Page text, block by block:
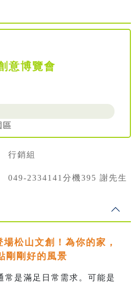
意博覽會
區
行銷組
049-2334141分機395 謝先生
場松山文創！為你的家，
剛剛好的風景
常是滿足日常需求。可能是